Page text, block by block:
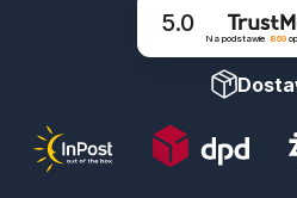
5.0
Na podstawie 869